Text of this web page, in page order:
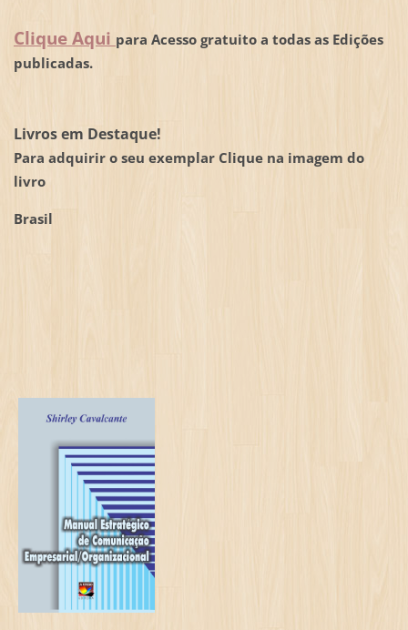
Clique Aqui para Acesso gratuito a todas as Edições
publicadas.
Livros em Destaque!
Para adquirir o seu exemplar Clique na imagem do
livro
Brasil